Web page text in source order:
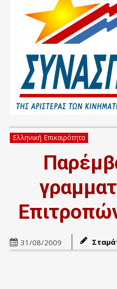
Ελληνική Επικαιρότητα
31/08/2009